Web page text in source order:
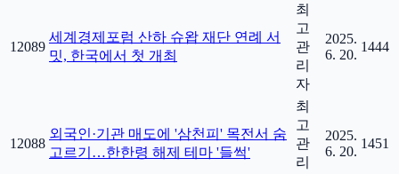
12089
세계경제포럼 산하 슈왑 재단 연례 서
밋, 한국에서 첫 개최
최
고
관
리
자
2025.
6. 20.
1444
12088
외국인·기관 매도에 '삼천피' 목전서 숨
고르기…한한령 해제 테마 '들썩'
최
고
관
리
2025.
6. 20.
1451